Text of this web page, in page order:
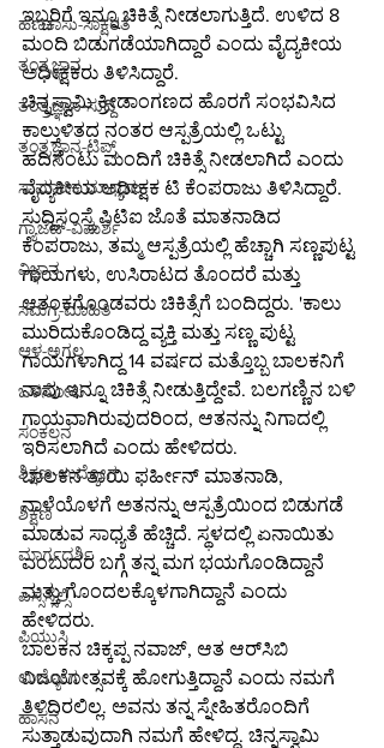
ಹಣಕಾಸು-ಸಾಕ್ಷರತೆ
ತಂತ್ರಜ್ಞಾನ
ತಂತ್ರಜ್ಞಾನ-ಸುದ್ದಿ
ತಂತ್ರಜ್ಞಾನ-ಟಿಪ್ಸ್
ಸಾಮಾಜಿಕ ಮಾಧ್ಯಮ
ಗ್ಯಾಜೆಟ್-ವಿಮರ್ಶೆ
ವಿಜ್ಞಾನ
ಸಮಗ್ರ-ಮಾಹಿತಿ
ಆಳ-ಅಗಲ
ಒಳನೋಟ
ಸಂಕಲನ
ಶಿಕ್ಷಣ-ಉದ್ಯೋಗ
ಶಿಕ್ಷಣ
ಮಾರ್ಗದರ್ಶಿ
ಎಸ್ಸೆಸ್ಸೆಲ್ಸಿ
ಪಿಯುಸಿ
ಉದ್ಯೋಗ
ಹಾಸನ
ಇಬ್ಬರಿಗೆ ಇನ್ನೂ ಚಿಕಿತ್ಸೆ ನೀಡಲಾಗುತ್ತಿದೆ. ಉಳಿದ 8
ಮಂದಿ ಬಿಡುಗಡೆಯಾಗಿದ್ದಾರೆ ಎಂದು ವೈದ್ಯಕೀಯ
ಅಧೀಕ್ಷಕರು ತಿಳಿಸಿದ್ದಾರೆ.
ಚಿನ್ನಸ್ವಾಮಿ ಕ್ರೀಡಾಂಗಣದ ಹೊರಗೆ ಸಂಭವಿಸಿದ
ಕಾಲ್ತುಳಿತದ ನಂತರ ಆಸ್ಪತ್ರೆಯಲ್ಲಿ ಒಟ್ಟು
ಹದಿನೆಂಟು ಮಂದಿಗೆ ಚಿಕಿತ್ಸೆ ನೀಡಲಾಗಿದೆ ಎಂದು
ವೈದ್ಯಕೀಯ ಅಧೀಕ್ಷಕ ಟಿ ಕೆಂಪರಾಜು ತಿಳಿಸಿದ್ದಾರೆ.
ಸುದ್ದಿಸಂಸ್ಥೆ ಪಿಟಿಐ ಜೊತೆ ಮಾತನಾಡಿದ
ಕೆಂಪರಾಜು, ತಮ್ಮ ಆಸ್ಪತ್ರೆಯಲ್ಲಿ ಹೆಚ್ಚಾಗಿ ಸಣ್ಣಪುಟ್ಟ
ಗಾಯಗಳು, ಉಸಿರಾಟದ ತೊಂದರೆ ಮತ್ತು
ಆತಂಕಗೊಂಡವರು ಚಿಕಿತ್ಸೆಗೆ ಬಂದಿದ್ದರು. 'ಕಾಲು
ಮುರಿದುಕೊಂಡಿದ್ದ ವ್ಯಕ್ತಿ ಮತ್ತು ಸಣ್ಣ ಪುಟ್ಟ
ಗಾಯಗಳಾಗಿದ್ದ 14 ವರ್ಷದ ಮತ್ತೊಬ್ಬ ಬಾಲಕನಿಗೆ
ನಾವು ಇನ್ನೂ ಚಿಕಿತ್ಸೆ ನೀಡುತ್ತಿದ್ದೇವೆ. ಬಲಗಣ್ಣಿನ ಬಳಿ
ಗಾಯವಾಗಿರುವುದರಿಂದ, ಆತನನ್ನು ನಿಗಾದಲ್ಲಿ
ಇರಿಸಲಾಗಿದೆ ಎಂದು ಹೇಳಿದರು.
ಬಾಲಕನ ತಾಯಿ ಫರ್ಹೀನ್ ಮಾತನಾಡಿ,
ನಾಳೆಯೊಳಗೆ ಅತನನ್ನು ಆಸ್ಪತ್ರೆಯಿಂದ ಬಿಡುಗಡೆ
ಮಾಡುವ ಸಾಧ್ಯತೆ ಹೆಚ್ಚಿದೆ. ಸ್ಥಳದಲ್ಲಿ ಏನಾಯಿತು
ಎಂಬುದರ ಬಗ್ಗೆ ತನ್ನ ಮಗ ಭಯಗೊಂಡಿದ್ದಾನೆ
ಮತ್ತು ಗೊಂದಲಕ್ಕೊಳಗಾಗಿದ್ದಾನೆ ಎಂದು
ಹೇಳಿದರು.
ಬಾಲಕನ ಚಿಕ್ಕಪ್ಪ ನವಾಜ್, ಆತ ಆರ್‌ಸಿಬಿ
ವಿಜಯೋತ್ಸವಕ್ಕೆ ಹೋಗುತ್ತಿದ್ದಾನೆ ಎಂದು ನಮಗೆ
ತಿಳಿದಿರಲಿಲ್ಲ. ಅವನು ತನ್ನ ಸ್ನೇಹಿತರೊಂದಿಗೆ
ಸುತ್ತಾಡುವುದಾಗಿ ನಮಗೆ ಹೇಳಿದ್ದ. ಚಿನ್ನಸ್ವಾಮಿ